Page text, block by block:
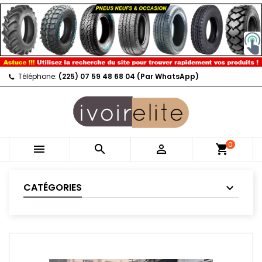
Téléphone: (225) 07 59 48 68 04 (Par WhatsApp)
   shopping_cart0
CATÉGORIES